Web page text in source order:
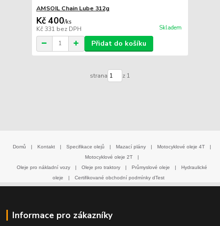
AMSOIL Chain Lube 312g
Kč 400/ks
Kč 331 bez DPH Skladem
Přidat do košíku
strana z 1
Domů | Kontakt | Specifikace olejů | Mazací plány | Motocyklové oleje 4T
|
Motocyklové oleje 2T
|
Oleje pro nákladní vozy
| Oleje pro traktory | Průmyslové oleje |
Hydraulické
oleje
| Certifikované obchodní podmínky dTest
Informace pro zákazníky